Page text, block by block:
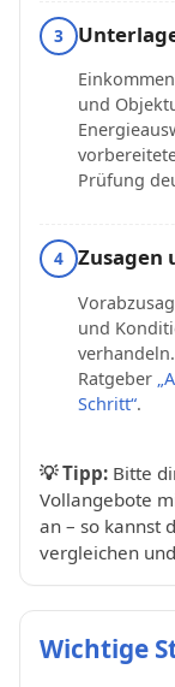
3
und
Prüfung
4 Zusagen
und
Ratgeber
Schritt“.
💡Tipp: Bitte
Vollangebote
an – so kannst
vergleichen
Wichtige